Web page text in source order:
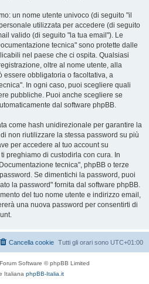
un nome utente univoco (di seguito "il
utilizzata per accedere (di seguito
valido (di seguito "la tua email"). Le
tecnica" sono protette dalle
nel paese che ci ospita. Qualsiasi
oltre al nome utente, alla
essere obbligatoria o facoltativa, a
In ogni caso, puoi scegliere quali
pubbliche. Puoi anche scegliere se
dal software phpBB.
come hash unidirezionale per garantire la
non riutilizzare la stessa password su più
per accedere al tuo account su
preghiamo di custodirla con cura. In
tecnica", phpBB o terze
Se dimentichi la password, puoi
la password" fornita dal software phpBB.
del tuo nome utente e indirizzo email,
una nuova password per consentirti di
Tutti gli orari sono UTC+01:00
Cancella cookie
Software © phpBB Limited
Italiana phpBB-Italia.it